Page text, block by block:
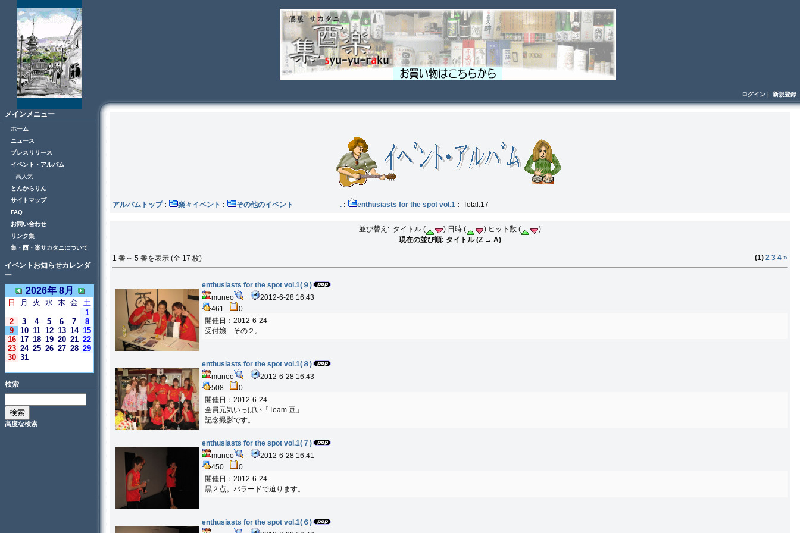
メインメニュー
ホーム
ニュース
プレスリリース
イベント・アルバム
高人気
とんからりん
サイトマップ
FAQ
お問い合わせ
リンク集
集・酉・楽サカタニについて
イベントお知らせカレンダ
ー
2026年 8月
日 月 火 水 木 金 土
1
2
3 4 5 6 7
8
9
10 11 12 13 14 15
16 17 18 19 20 21 22
23 24 25 26 27 28 29
30 31
検索
高度な検索
ログイン | 新規登録
アルバムトップ: 楽々イベント : その他のイベント . : enthusiasts for the spot vol.1 : Total:17
並び替え: タイトル ( ) 日時 ( ) ヒット数 (
)
現在の並び順: タイトル (Z → A)
1 番～ 5 番を表示 (全 17 枚) (1) 2 3 4 »
enthusiasts for the spot vol.1(９)
muneo
2012-6-28 16:43
461
0
開催日：2012-6-24
受付嬢 その２。
enthusiasts for the spot vol.1(８)
muneo
2012-6-28 16:43
508
0
開催日：2012-6-24
全員元気いっぱい「Team 豆」
記念撮影です。
enthusiasts for the spot vol.1(７)
muneo
2012-6-28 16:41
450
0
開催日：2012-6-24
黒２点。バラードで迫ります。
enthusiasts for the spot vol.1(６)